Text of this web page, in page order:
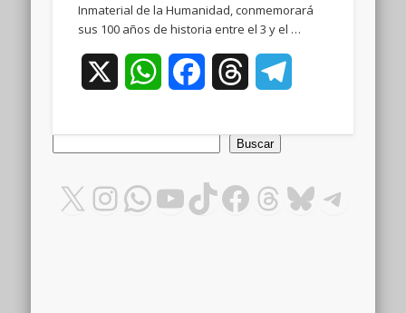
Inmaterial de la Humanidad, conmemorará
sus 100 años de historia entre el 3 y el …
WhatsAppFacebookThreads
Buscar
X Instagram
WhatsApp
YouTube
TikTok
Facebook
Threads
Bluesky